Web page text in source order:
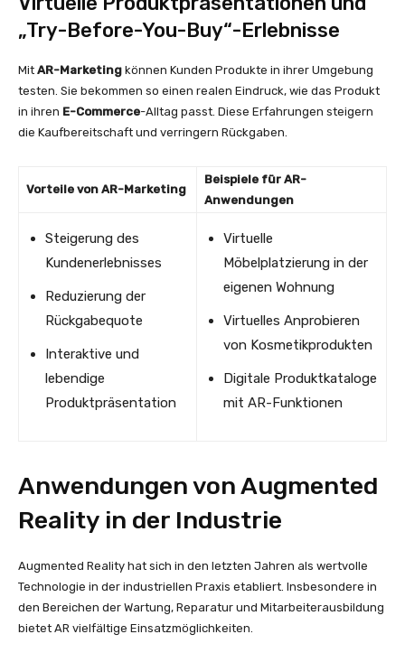
„Try-Before-You-Buy“-Erlebnisse
Mit AR-Marketing können Kunden Produkte in ihrer Umgebung
testen. Sie bekommen so einen realen Eindruck, wie das Produkt
in ihren E-Commerce-Alltag passt. Diese Erfahrungen steigern
die Kaufbereitschaft und verringern Rückgaben.
Vorteile von AR-Marketing
Beispiele für AR-
Anwendungen
Steigerung des
Kundenerlebnisses
Reduzierung der
Rückgabequote
Interaktive und
lebendige
Produktpräsentation
Virtuelle
Möbelplatzierung in der
eigenen Wohnung
Virtuelles Anprobieren
von Kosmetikprodukten
Digitale Produktkataloge
mit AR-Funktionen
Anwendungen von Augmented
Reality in der Industrie
Augmented Reality hat sich in den letzten Jahren als wertvolle
Technologie in der industriellen Praxis etabliert. Insbesondere in
den Bereichen der Wartung, Reparatur und Mitarbeiterausbildung
bietet AR vielfältige Einsatzmöglichkeiten.